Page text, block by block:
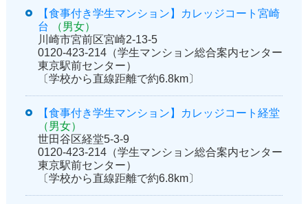
【食事付き学生マンション】カレッジコート宮崎
台
（男女）
川崎市宮前区宮崎2-13-5
0120-423-214（学生マンション総合案内センター
東京駅前センター）
〔学校から直線距離で約6.8km〕
【食事付き学生マンション】カレッジコート経堂
（男女）
世田谷区経堂5-3-9
0120-423-214（学生マンション総合案内センター
東京駅前センター）
〔学校から直線距離で約6.8km〕